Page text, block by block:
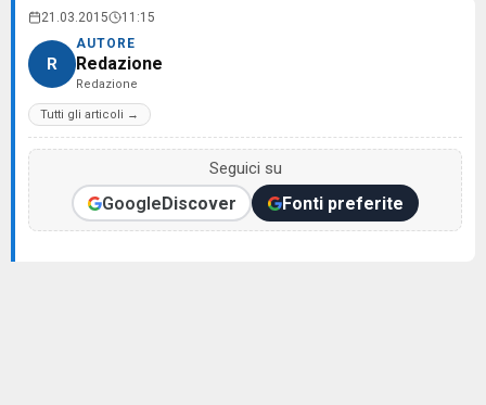
21.03.2015 11:15
R
AUTORE
Redazione
Redazione
Tutti gli articoli →
Seguici su
GoogleDiscover Fonti preferite